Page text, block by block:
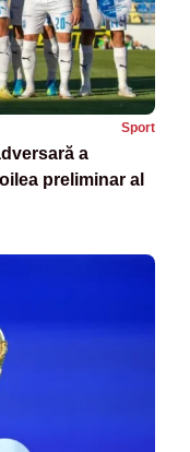
Sport
a
preliminar al